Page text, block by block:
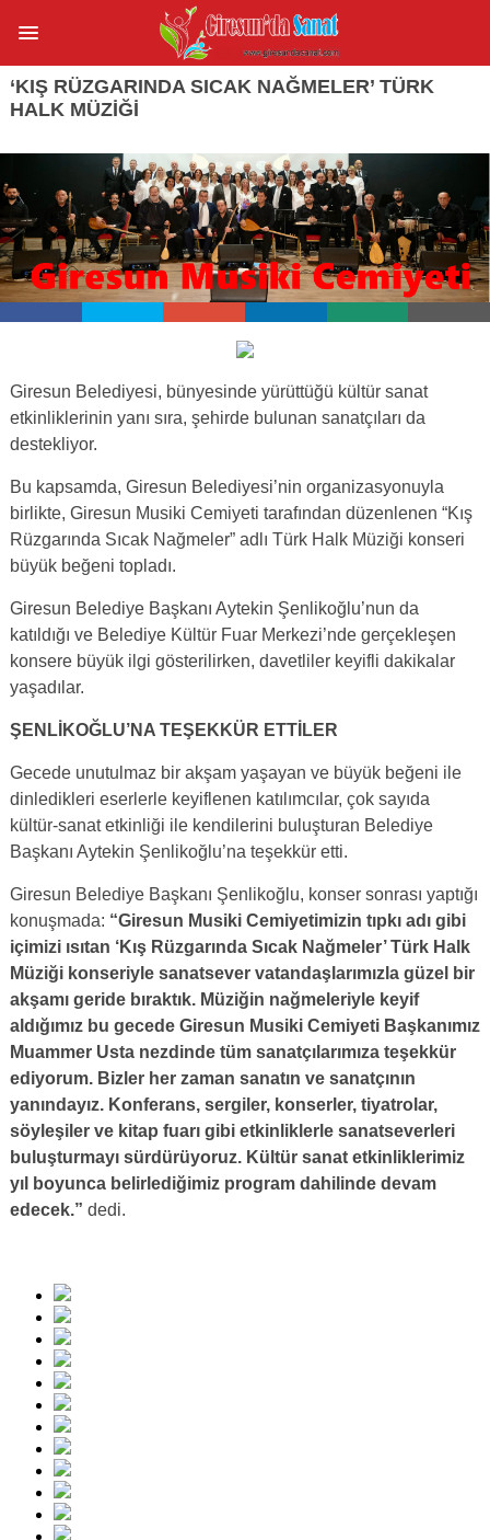
‘KIŞ RÜZGARINDA SICAK NAĞMELER’ TÜRK
HALK MÜZIĞI
Giresun Belediyesi, bünyesinde yürüttüğü kültür sanat
etkinliklerinin yanı sıra, şehirde bulunan sanatçıları da
destekliyor.
Bu kapsamda, Giresun Belediyesi’nin organizasyonuyla
birlikte, Giresun Musiki Cemiyeti tarafından düzenlenen “Kış
Rüzgarında Sıcak Nağmeler” adlı Türk Halk Müziği konseri
büyük beğeni topladı.
Giresun Belediye Başkanı Aytekin Şenlikoğlu’nun da
katıldığı ve Belediye Kültür Fuar Merkezi’nde gerçekleşen
konsere büyük ilgi gösterilirken, davetliler keyifli dakikalar
yaşadılar.
ŞENLİKOĞLU’NA TEŞEKKÜR ETTİLER
Gecede unutulmaz bir akşam yaşayan ve büyük beğeni ile
dinledikleri eserlerle keyiflenen katılımcılar, çok sayıda
kültür-sanat etkinliği ile kendilerini buluşturan Belediye
Başkanı Aytekin Şenlikoğlu’na teşekkür etti.
Giresun Belediye Başkanı Şenlikoğlu, konser sonrası yaptığı
konuşmada: “Giresun Musiki Cemiyetimizin tıpkı adı gibi
içimizi ısıtan ‘Kış Rüzgarında Sıcak Nağmeler’ Türk Halk
Müziği konseriyle sanatsever vatandaşlarımızla güzel bir
akşamı geride bıraktık. Müziğin nağmeleriyle keyif
aldığımız bu gecede Giresun Musiki Cemiyeti Başkanımız
Muammer Usta nezdinde tüm sanatçılarımıza teşekkür
ediyorum. Bizler her zaman sanatın ve sanatçının
yanındayız. Konferans, sergiler, konserler, tiyatrolar,
söyleşiler ve kitap fuarı gibi etkinliklerle sanatseverleri
buluşturmayı sürdürüyoruz. Kültür sanat etkinliklerimiz
yıl boyunca belirlediğimiz program dahilinde devam
edecek.” dedi.